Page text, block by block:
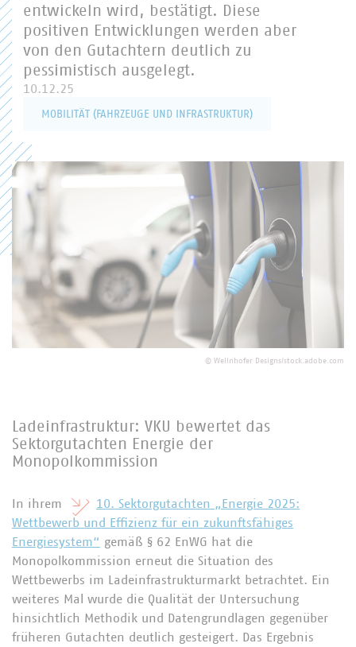
entwickeln wird, bestätigt. Diese
positiven Entwicklungen werden aber
von den Gutachtern deutlich zu
pessimistisch ausgelegt.
10.12.25
MOBILITÄT (FAHRZEUGE UND INFRASTRUKTUR)
© Wellnhofer Designs/stock.adobe.com
Ladeinfrastruktur: VKU bewertet das
Sektorgutachten Energie der
Monopolkommission
In ihrem
10. Sektorgutachten „Energie 2025:
Wettbewerb und Effizienz für ein zukunftsfähiges
Energiesystem“ gemäß § 62 EnWG hat die
Monopolkommission erneut die Situation des
Wettbewerbs im Ladeinfrastrukturmarkt betrachtet. Ein
weiteres Mal wurde die Qualität der Untersuchung
hinsichtlich Methodik und Datengrundlagen gegenüber
früheren Gutachten deutlich gesteigert. Das Ergebnis